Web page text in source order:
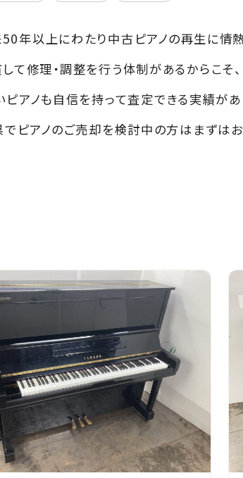
年以上にわたり中古ピアノの再生に情熱
て修理・調整を行う体制があるからこそ、
アノも自信を持って査定できる実績があ
ピアノのご売却を検討中の方はまずは